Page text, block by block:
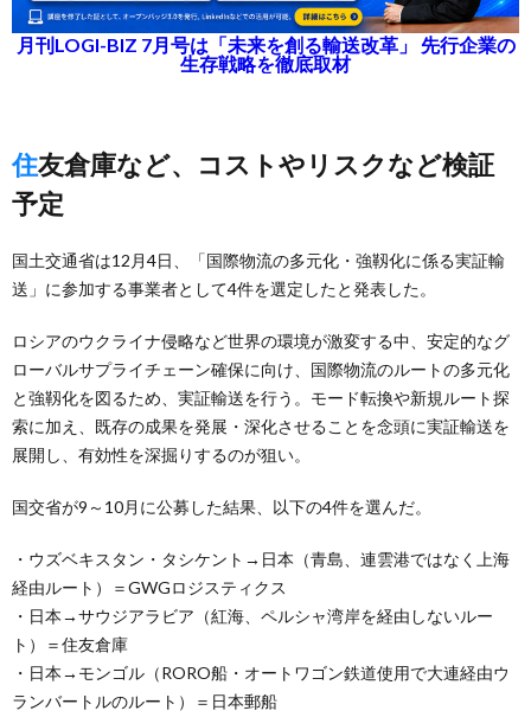
月刊LOGI-BIZ 7月号は「未来を創る輸送改革」 先行企業の
生存戦略を徹底取材
住友倉庫など、コストやリスクなど検証
予定
国土交通省は12月4日、「国際物流の多元化・強靱化に係る実証輸
送」に参加する事業者として4件を選定したと発表した。
ロシアのウクライナ侵略など世界の環境が激変する中、安定的なグ
ローバルサプライチェーン確保に向け、国際物流のルートの多元化
と強靱化を図るため、実証輸送を行う。モード転換や新規ルート探
索に加え、既存の成果を発展・深化させることを念頭に実証輸送を
展開し、有効性を深掘りするのが狙い。
国交省が9～10月に公募した結果、以下の4件を選んだ。
・ウズベキスタン・タシケント→日本（青島、連雲港ではなく上海
経由ルート）＝GWGロジスティクス
・日本→サウジアラビア（紅海、ペルシャ湾岸を経由しないルー
ト）＝住友倉庫
・日本→モンゴル（RORO船・オートワゴン鉄道使用で大連経由ウ
ランバートルのルート）＝日本郵船